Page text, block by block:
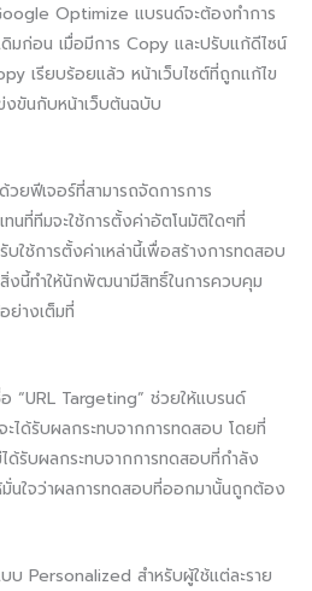
Optimize แบรนด์จะต้องทำการ
มก่อน เมื่อมีการ Copy และปรับแก้ดีไซน์
เรียบร้อยแล้ว หน้าเว็บไซต์ที่ถูกแก้ไข
ขันกับหน้าเว็บต้นฉบับ
ฟีเจอร์ที่สามารถจัดการการ
ที่ทีมจะใช้การตั้งค่าอัตโนมัติใดๆที่
ใช้การตั้งค่าเหล่านี้เพื่อสร้างการทดสอบ
งนี้ทำให้นักพัฒนามีสิทธิ์ในการควบคุม
ย่างเต็มที่
“URL Targeting” ช่วยให้แบรนด์
ะได้รับผลกระทบจากการทดสอบ โดยที่
ด้รับผลกระทบจากการทดสอบที่กำลัง
นใจว่าผลการทดสอบที่ออกมานั้นถูกต้อง
บ Personalized สำหรับผู้ใช้แต่ละราย